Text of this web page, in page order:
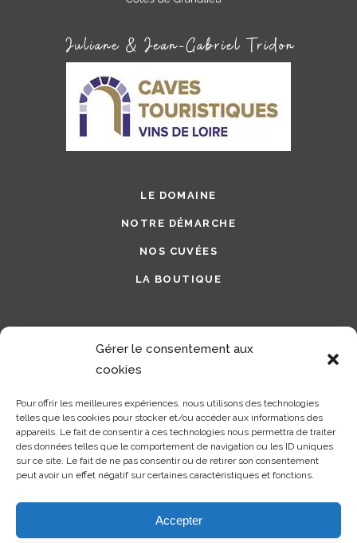
Gérer le consentement aux
cookies
Pour offrir les meilleures expériences, nous utilisons des technologies
telles que les cookies pour stocker et/ou accéder aux informations des
appareils. Le fait de consentir à ces technologies nous permettra de traiter
des données telles que le comportement de navigation ou les ID uniques
sur ce site. Le fait de ne pas consentir ou de retirer son consentement
peut avoir un effet négatif sur certaines caractéristiques et fonctions.
Accepter
LE DOMAINE
NOTRE DÉMARCHE
NOS CUVÉES
LA BOUTIQUE
Suivez-nous sur nos réseaux sociaux
L’abus d’alcool est dangereux pour la santé - A consommer avec
Conception :AFA-Multimedia, Agence de Communication Créative
Tous Droits Réservés à EARL Juliane et Jean-Gabriel Tridon